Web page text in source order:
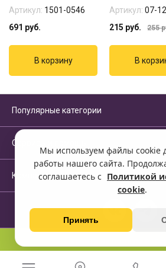
Мы используем файлы cookie
работы нашего сайта.
соглашаетесь с Политикой
cookie.
Принять
Артикул: 1501-0546
691 руб.
Артикул: 07-
215 руб. 255
Популярные категории
Сервисы и помощь
Компания